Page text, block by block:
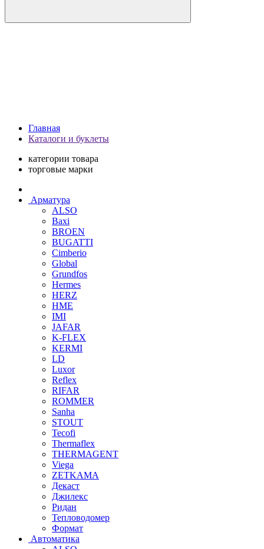
Главная
Каталоги и буклеты
категории товара
торговые марки
Арматура
ALSO
Baxi
BROEN
BUGATTI
Cimberio
Global
Grundfos
Hermes
HERZ
HME
IMI
JAFAR
K-FLEX
KERMI
LD
Luxor
Reflex
RIFAR
ROMMER
Sanha
STOUT
Tecofi
Thermaflex
THERMAGENT
Viega
ZETKAMA
Декаст
Джилекс
Ридан
Тепловодомер
Формат
Автоматика